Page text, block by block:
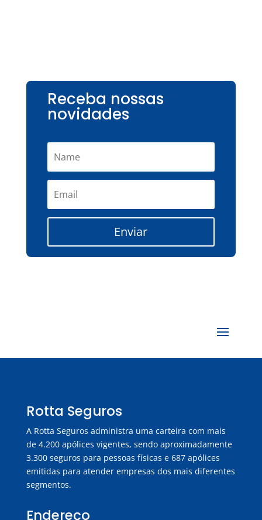
Receba nossas
novidades
Enviar
Rotta Seguros
A Rotta Seguros administra uma carteira com mais
de 4.200 apólices vigentes, sendo aproximadamente
3.300 seguros para pessoas físicas e 687 apólices
emitidas para atender empresas dos mais diferentes
segmentos.
Endereço